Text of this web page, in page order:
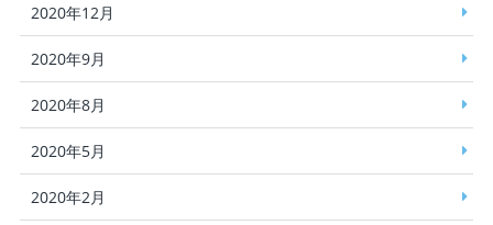
2020年12月
2020年9月
2020年8月
2020年5月
2020年2月